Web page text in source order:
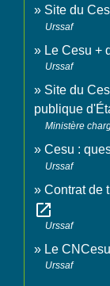
Site du
Urssaf
Le Cesu +
Urssaf
Site du
publique
Ministère
Cesu :
Urssaf
Contrat de
open_in_new
Urssaf
Le
Urssaf